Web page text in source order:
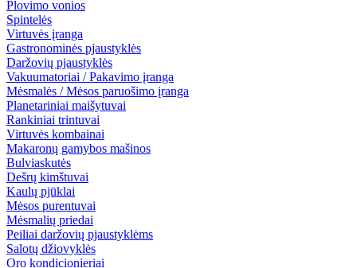
Plovimo vonios
Spintelės
Virtuvės įranga
Gastronominės pjaustyklės
Daržovių pjaustyklės
Vakuumatoriai / Pakavimo įranga
Mėsmalės / Mėsos paruošimo įranga
Planetariniai maišytuvai
Rankiniai trintuvai
Virtuvės kombainai
Makaronų gamybos mašinos
Bulviaskutės
Dešrų kimštuvai
Kaulų pjūklai
Mėsos purentuvai
Mėsmalių priedai
Peiliai daržovių pjaustyklėms
Salotų džiovyklės
Oro kondicionieriai